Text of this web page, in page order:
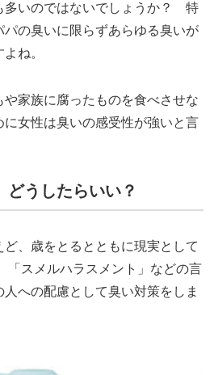
多いのではないでしょうか？ 特
の臭いに限らずあらゆる臭いが
ね。
や家族に腐ったものを食べさせな
女性は臭いの感受性が強いと言
どうしたらいい？
、歳をとるとともに現実として
「スメルハラスメント」などの言
への配慮として臭い対策をしま